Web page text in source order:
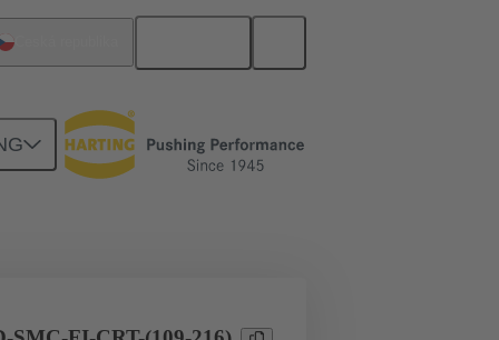
aplikace Proud do 16 A